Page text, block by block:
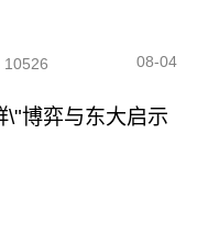
10526 08-04
\"博弈与东大启示